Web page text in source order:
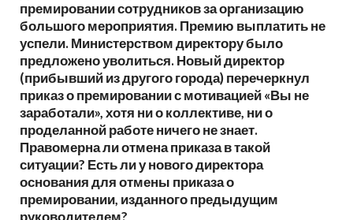
премировании сотрудников за организацию
большого мероприятия. Премию выплатить не
успели. Министерством директору было
предложено уволиться. Новый директор
(прибывший из другого города) перечеркнул
приказ о премировании с мотивацией «Вы не
заработали», хотя ни о коллективе, ни о
проделанной работе ничего не знает.
Правомерна ли отмена приказа в такой
ситуации? Есть ли у нового директора
основания для отмены приказа о
премировании, изданного предыдущим
руководителем?